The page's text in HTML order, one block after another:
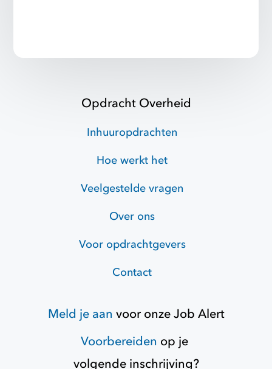
Opdracht Overheid
Inhuuropdrachten
Hoe werkt het
Veelgestelde vragen
Over ons
Voor opdrachtgevers
Contact
Meld je aan voor onzeJob Alert
Voorbereiden op je
volgende inschrijving?